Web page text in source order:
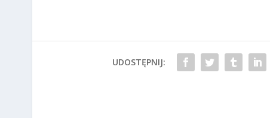
UDOSTĘPNIJ: